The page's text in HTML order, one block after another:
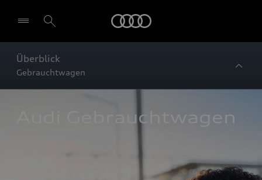
Überblick
Gebrauchtwagen
Audi Gebrauchtwagen